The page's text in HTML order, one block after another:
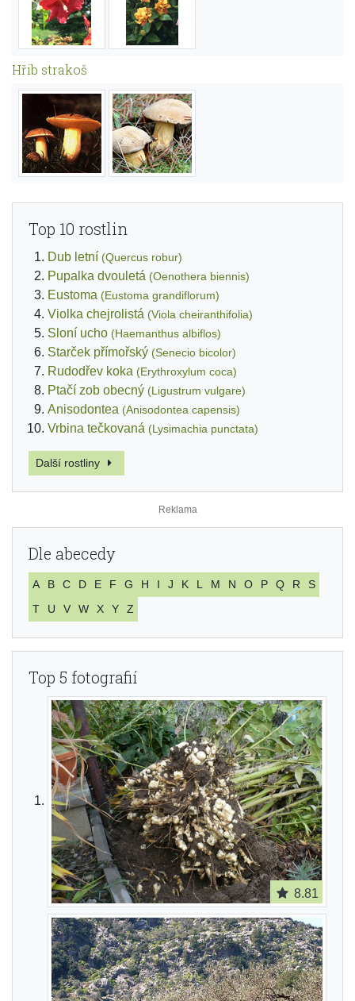
Hřib strakoš
Top 10 rostlin
Dub letní (Quercus robur)
Pupalka dvouletá (Oenothera biennis)
Eustoma (Eustoma grandiflorum)
Violka chejrolistá (Viola cheiranthifolia)
Sloní ucho (Haemanthus albiflos)
Starček přímořský (Senecio bicolor)
Rudodřev koka (Erythroxylum coca)
Ptačí zob obecný (Ligustrum vulgare)
Anisodontea (Anisodontea capensis)
Vrbina tečkovaná (Lysimachia punctata)
Další rostliny
Dle abecedy
A B C D E F G H I J K L M N O P Q R
S
T
U V W X Y Z
Top 5 fotografií
8.81